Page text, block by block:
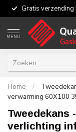
Gratis verzending
MENU
Home /
verwarming 60X100
Tweedekans
verlichting